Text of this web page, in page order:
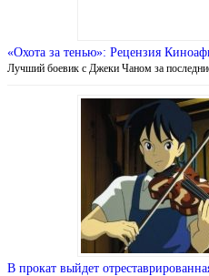
«Охота за тенью»: Рецензия
Лучший боевик с Джеки Чаном за
В прокат выйдет